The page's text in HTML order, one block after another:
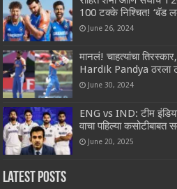
100 टक्के निश्चित! ‘बॅड
June 26, 2024
मानलं! चाहत्यांचा
Hardik Pandya ठरला
June 30, 2024
ENG vs IND: टीम
वाचा पहिल्या कसोटीबाबत
June 20, 2025
Latest Posts